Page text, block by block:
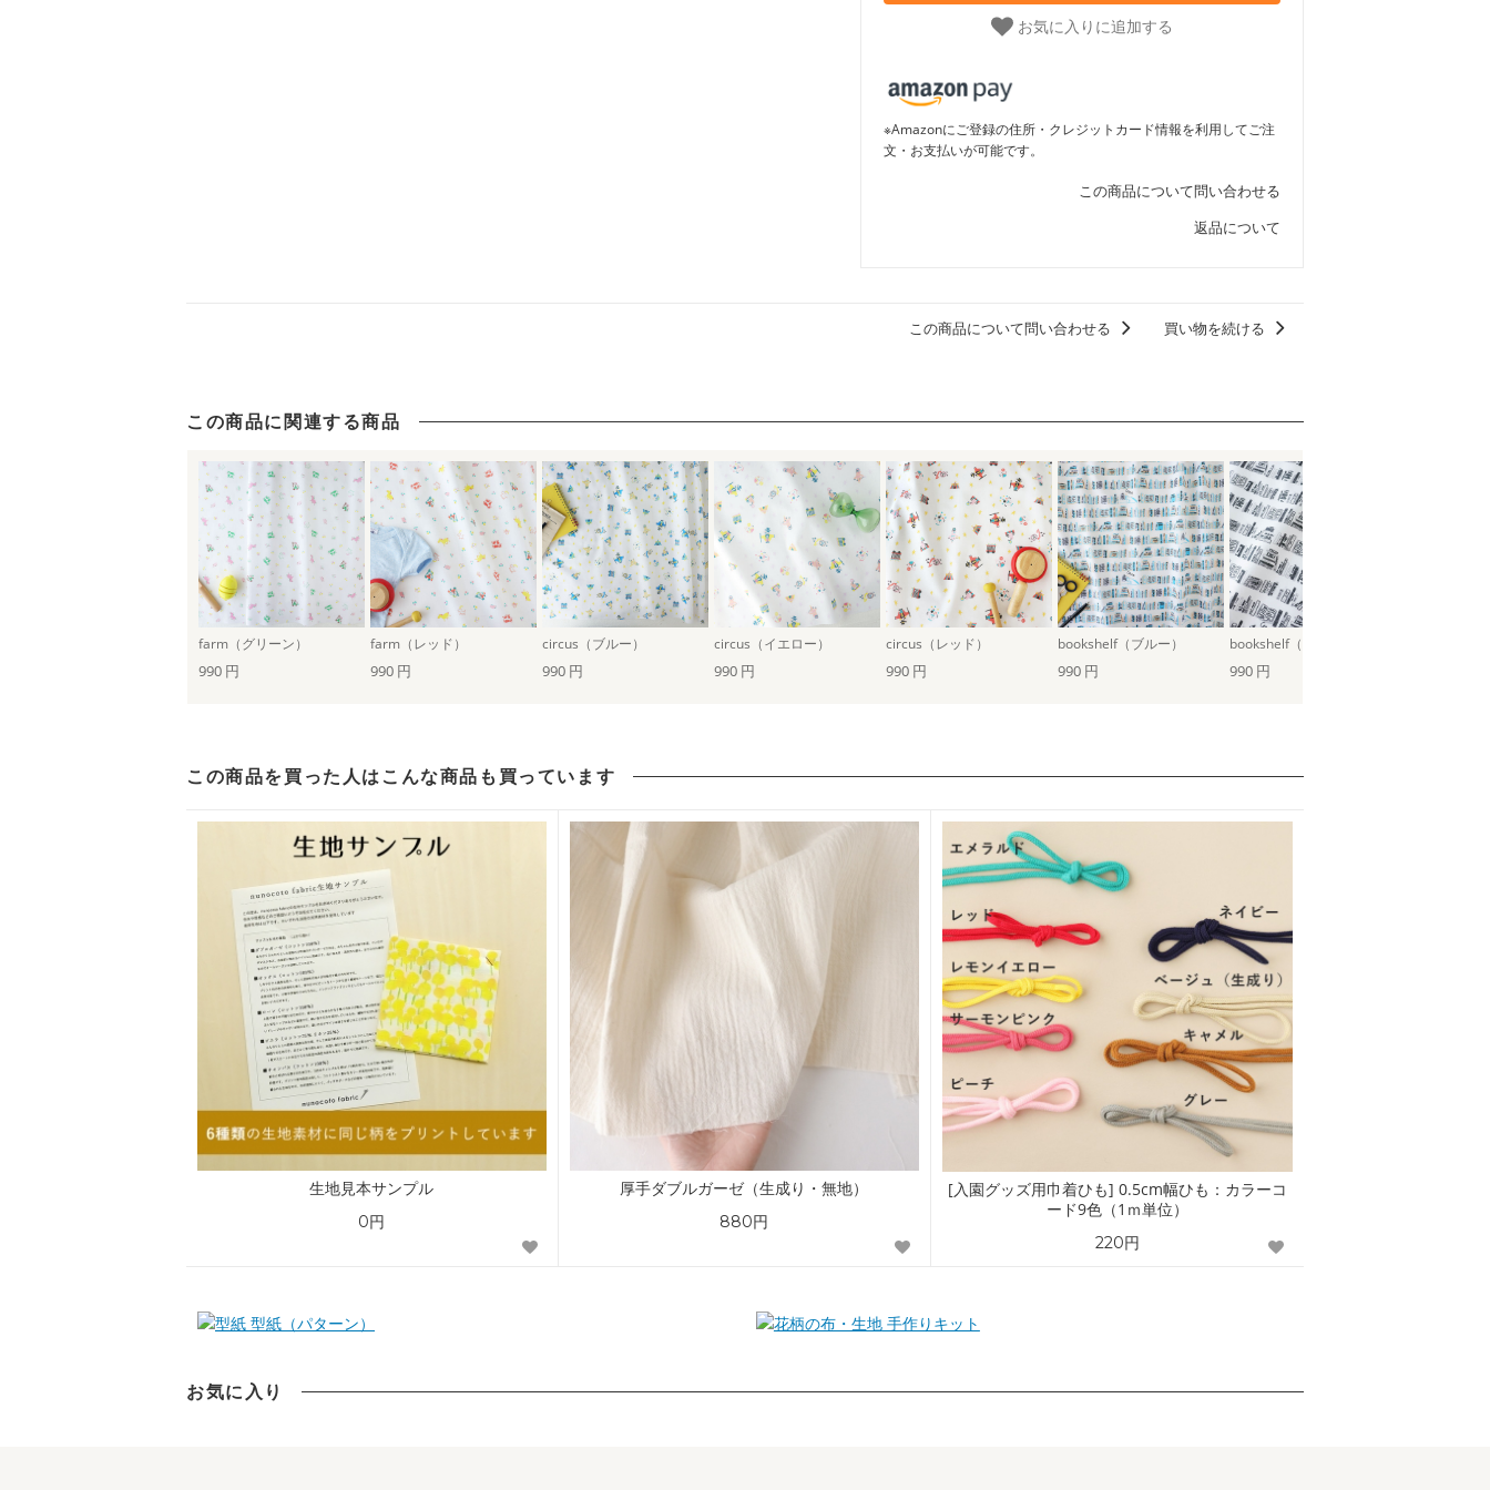
お気に入りに追加する
※Amazonにご登録の住所・クレジットカード情報を利用してご注
文・お支払いが可能です。
この商品について問い合わせる
返品について
この商品について問い合わせる 買い物を続ける
この商品に関連する商品
farm（グリーン） farm（レッド） circus（ブルー） circus（イエロー） circus（レッド） bookshelf（ブルー） bookshelf（ブラック）
990 円 990 円 990 円 990 円 990 円 990 円 990 円
この商品を買った人はこんな商品も買っています
生地見本サンプル
0円
厚手ダブルガーゼ（生成り・無地）
880円
[入園グッズ用巾着ひも] 0.5cm幅ひも：カラーコ
ード9色（1ｍ単位）
220円
型紙（パターン） 手作りキット
お気に入り